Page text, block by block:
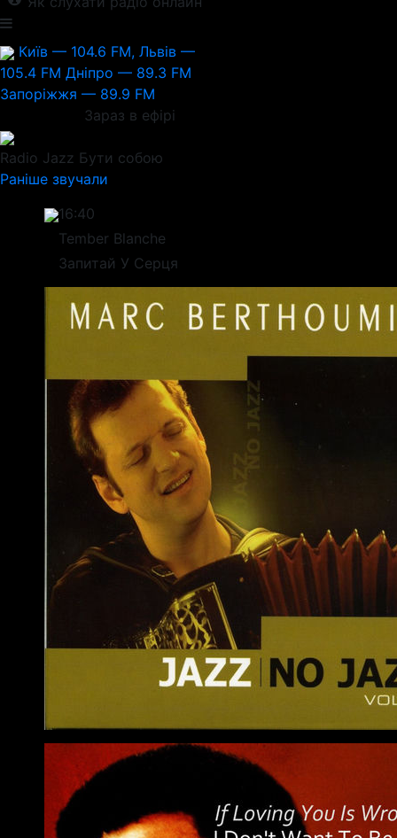
Київ — 104.6 FM, Львів —
105.4 FM Дніпро — 89.3 FM
Запоріжжя — 89.9 FM
Зараз в ефірі
Radio Jazz Бути собою
Раніше звучали
16:40
Tember Blanche
Запитай У Серця